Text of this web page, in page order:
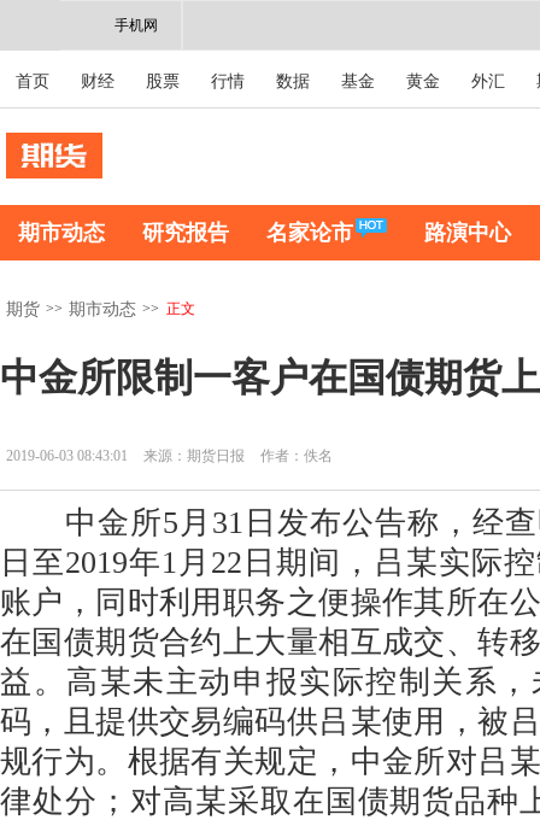
手机网
首页 财经 股票 行情 数据 基金 黄金 外汇
期市动态 研究报告 名家论市 路演中心
期货 >> 期市动态 >> 正文
中金所限制一客户在国债期货
2019-06-03 08:43:01 来源：期货日报 作者：佚名
中金所5月31日发布公告称，经查
日至2019年1月22日期间，吕某实际
账户，同时利用职务之便操作其所在
在国债期货合约上大量相互成交、转
益。高某未主动申报实际控制关系
码，且提供交易编码供吕某使用，被
规行为。根据有关规定，中金所对吕
律处分；对高某采取在国债期货品种